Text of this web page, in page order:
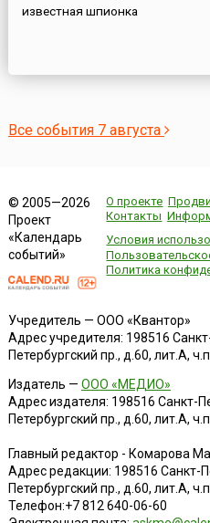
известная шпионка
Все события 7 августа
© 2005—2026
Проект
«Календарь
событий»
О проекте
Контакты
Условия
Политика
Учредитель — ООО «Квантор»
Адрес учредителя: 198516
Петербургский пр., д.60, лит.А,
Издатель — ООО «МЕДИО»
Адрес издателя: 198516 Санкт-
Петербургский пр., д.60, лит.А,
Главный редактор - Комарова
Адрес редакции: 198516 Санкт-
Петербургский пр., д.60, лит.А,
Телефон:+7 812 640-06-60